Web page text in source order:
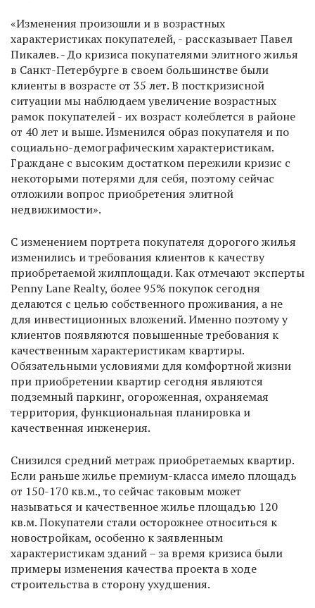
«Изменения произошли и в возрастных
характеристиках покупателей, - рассказывает Павел
Пикалев. - До кризиса покупателями элитного жилья
в Санкт-Петербурге в своем большинстве были
клиенты в возрасте от 35 лет. В посткризисной
ситуации мы наблюдаем увеличение возрастных
рамок покупателей - их возраст колеблется в районе
от 40 лет и выше. Изменился образ покупателя и по
социально-демографическим характеристикам.
Граждане с высоким достатком пережили кризис с
некоторыми потерями для себя, поэтому сейчас
отложили вопрос приобретения элитной
недвижимости».
С изменением портрета покупателя дорогого жилья
изменились и требования клиентов к качеству
приобретаемой жилплощади. Как отмечают эксперты
Penny Lane Realty, более 95% покупок сегодня
делаются с целью собственного проживания, а не
для инвестиционных вложений. Именно поэтому у
клиентов появляются повышенные требования к
качественным характеристикам квартиры.
Обязательными условиями для комфортной жизни
при приобретении квартир сегодня являются
подземный паркинг, огороженная, охраняемая
территория, функциональная планировка и
качественная инженерия.
Снизился средний метраж приобретаемых квартир.
Если раньше жилье премиум-класса имело площадь
от 150-170 кв.м., то сейчас таковым может
называться и качественное жилье площадью 120
кв.м. Покупатели стали осторожнее относиться к
новостройкам, особенно к заявленным
характеристикам зданий – за время кризиса были
примеры изменения качества проекта в ходе
строительства в сторону ухудшения.